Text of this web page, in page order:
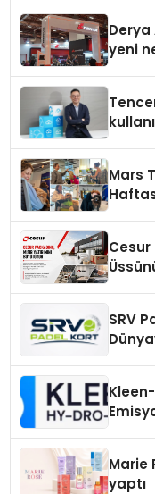
Derya
yeni
Mars
Cesur
SRV
Marie
yaptı